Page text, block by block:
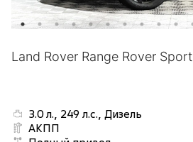
Land Rover Range Rover Sport
3.0 л., 249 л.с., Дизель
АКПП